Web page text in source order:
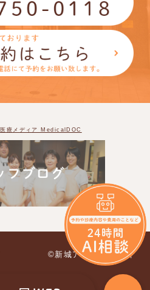
©新城アイモール歯科